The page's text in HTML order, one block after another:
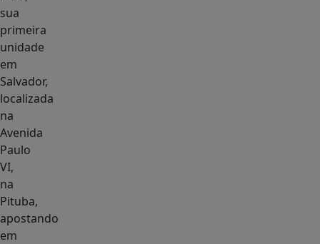
sua
primeira
unidade
em
Salvador,
localizada
na
Avenida
Paulo
VI,
na
Pituba,
apostando
em